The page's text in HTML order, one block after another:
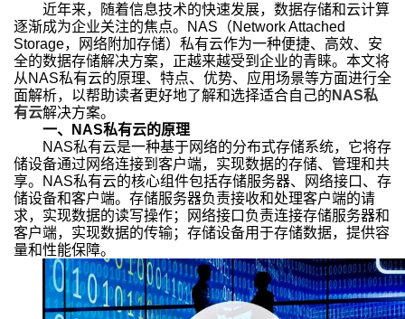
近年来，随着信息技术的快速发展，数据存储和云计算
逐渐成为企业关注的焦点。NAS（Network Attached
Storage，网络附加存储）私有云作为一种便捷、高效、安
全的数据存储解决方案，正越来越受到企业的青睐。本文将
从NAS私有云的原理、特点、优势、应用场景等方面进行全
面解析，以帮助读者更好地了解和选择适合自己的 NAS私
有云解决方案。
一、NAS私有云的原理
NAS私有云是一种基于网络的分布式存储系统，它将存
储设备通过网络连接到客户端，实现数据的存储、管理和共
享。NAS私有云的核心组件包括存储服务器、网络接口、存
储设备和客户端。存储服务器负责接收和处理客户端的请
求，实现数据的读写操作；网络接口负责连接存储服务器和
客户端，实现数据的传输；存储设备用于存储数据，提供容
量和性能保障。